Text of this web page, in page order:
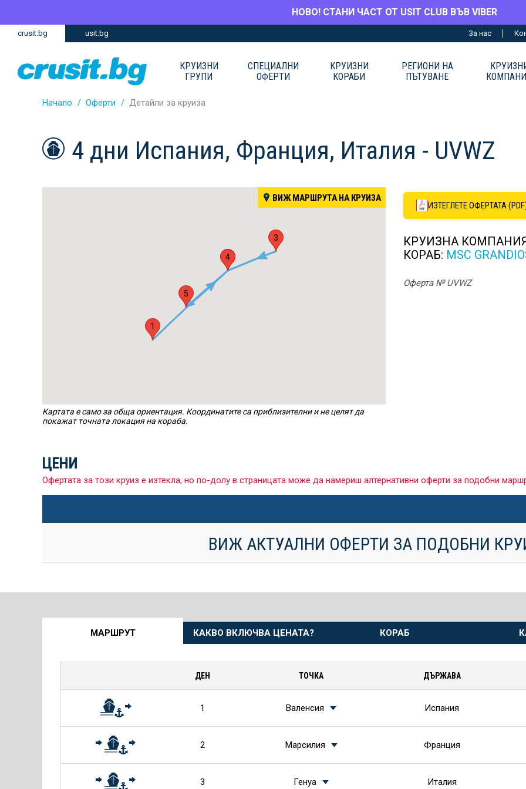
НОВО! СТАНИ ЧАСТ ОТ USIT CLUB ВЪВ VIBER
Премини
съдържание
Премини
crusit.bg usit.bg За нас
КРУИЗНИ
ГРУПИ
СПЕЦИАЛНИ
ОФЕРТИ
КРУИЗНИ
КОРАБИ
РЕГИОНИ НА
ПЪТУВАНЕ
Начало Оферти Детайли за круиза
4 дни Испания, Франция, Италия - UVWZ
1
2
3
4
5
ВИЖ МАРШРУТА НА КРУИЗА
Картата е само за обща ориентация. Координатите са приблизителни и не целят да
покажат точната локация на кораба.
ИЗТЕГЛЕТЕ ОФЕРТАТА
КРУИЗНА
КОРАБ: MSC
Оферта № UVWZ
ЦЕНИ
Офертата за този круиз е изтекла, но по-долу в страницата може да намериш алтернативни оферти за подобни
ВИЖ АКТУАЛНИ ОФЕРТИ ЗА ПОДОБНИ
МАРШРУТ КАКВО ВКЛЮЧВА ЦЕНАТА? КОРАБ
ДЕН ТОЧКА ДЪРЖАВА
1 Валенсия Испания
2 Марсилия Франция
3 Генуа Италия